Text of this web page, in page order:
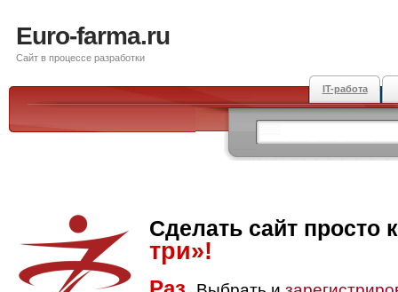
Euro-farma.ru
Сайт в процессе разработки
IT-работа
Сделать сайт просто
три»!